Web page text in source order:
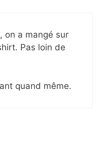
on a mangé sur
Pas loin de
quand même.